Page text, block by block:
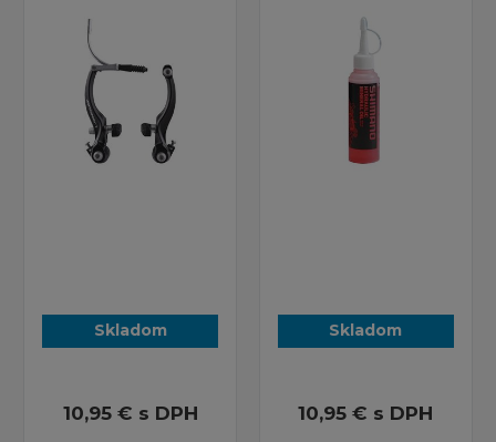
Skladom
10,95 € s DPH
Skladom
10,95 € s DPH